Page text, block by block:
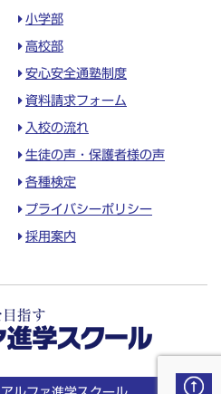
小学部
高校部
安心安全通塾制度
資料請求フォーム
入校の流れ
生徒の声・保護者様の声
各種検定
プライバシーポリシー
採用案内